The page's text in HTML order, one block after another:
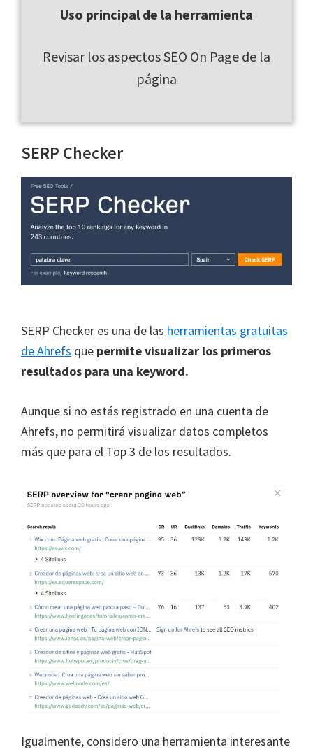
Uso principal de la herramienta
Revisar los aspectos SEO On Page de la
página
SERP Checker
SERP Checker es una de las herramientas gratuitas
de Ahrefs que permite visualizar los primeros
resultados para una keyword.
Aunque si no estás registrado en una cuenta de
Ahrefs, no permitirá visualizar datos completos
más que para el Top 3 de los resultados.
Igualmente, considero una herramienta interesante